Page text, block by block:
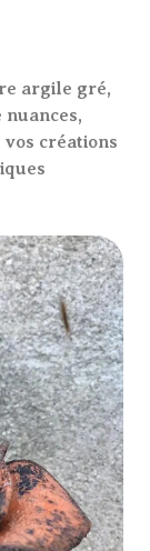
argile gré,
créations